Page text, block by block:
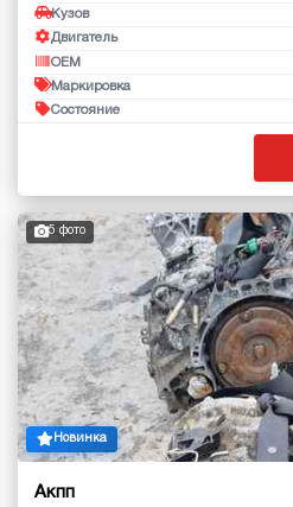
Кузов
Двигатель
OEM
Маркировка
Состояние
5 фото
Новинка
Акпп